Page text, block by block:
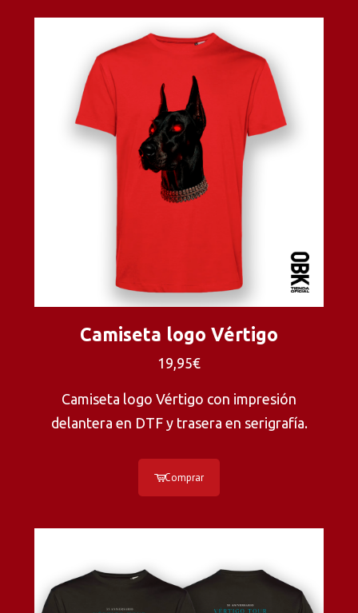
Camiseta logo Vértigo
19,95€
Camiseta logo Vértigo con impresión
delantera en DTF y trasera en serigrafía.
Comprar